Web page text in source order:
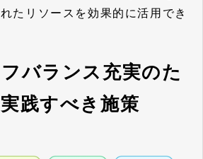
たリソースを効果的に活用でき
バランス充実のた
践すべき施策